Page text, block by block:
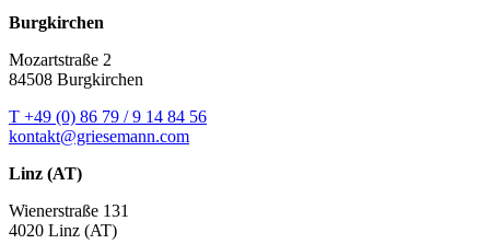
Burgkirchen
Mozartstraße 2
84508 Burgkirchen
T +49 (0) 86 79 / 9 14 84 56
kontakt@griesemann.com
Linz (AT)
Wienerstraße 131
4020 Linz (AT)